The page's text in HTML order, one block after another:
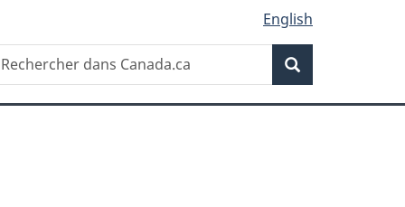
English
Recherche